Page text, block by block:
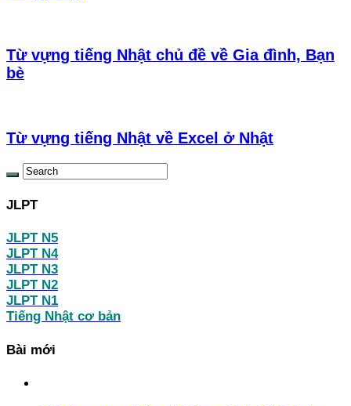
Từ vựng tiếng Nhật chủ đề về Gia đình, Bạn
bè
Từ vựng tiếng Nhật về Excel ở Nhật
JLPT
JLPT N5
JLPT N4
JLPT N3
JLPT N2
JLPT N1
Tiếng Nhật cơ bản
Bài mới